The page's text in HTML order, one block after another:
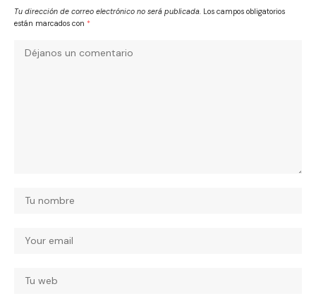
Tu dirección de correo electrónico no será publicada. Los campos obligatorios
están marcados con *